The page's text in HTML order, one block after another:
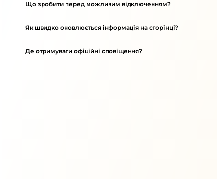
Що зробити перед можливим відключенням?
Як швидко оновлюється інформація на сторінці?
Де отримувати офіційні сповіщення?